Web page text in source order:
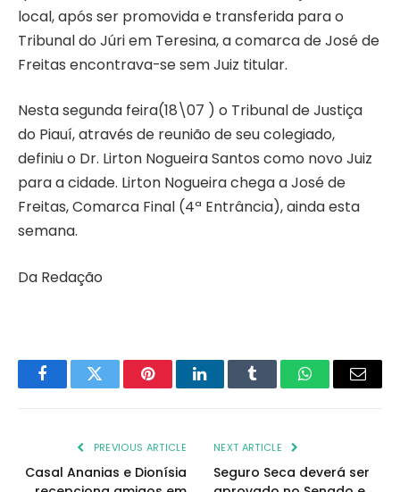
local, após ser promovida e transferida para o
Tribunal do Júri em Teresina, a comarca de José de
Freitas encontrava-se sem Juiz titular.
Nesta segunda feira(18\07 ) o Tribunal de Justiça
do Piauí, através de reunião de seu colegiado,
definiu o Dr. Lirton Nogueira Santos como novo Juiz
para a cidade. Lirton Nogueira chega a José de
Freitas, Comarca Final (4ª Entrância), ainda esta
semana.
Da Redação
FacebookTwitter PinterestLinkedInTumblr WhatsAppEmail
PREVIOUS ARTICLE
Casal Ananias e Dionísia
NEXT ARTICLE
Seguro Seca deverá ser